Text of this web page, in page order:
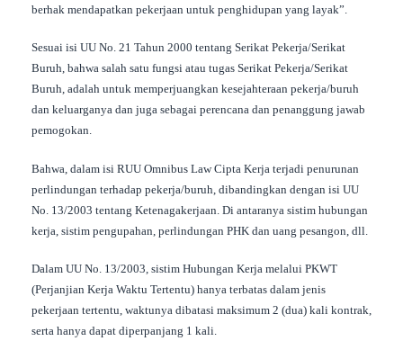
berhak mendapatkan pekerjaan untuk penghidupan yang layak”.
Sesuai isi UU No. 21 Tahun 2000 tentang Serikat Pekerja/Serikat
Buruh, bahwa salah satu fungsi atau tugas Serikat Pekerja/Serikat
Buruh, adalah untuk memperjuangkan kesejahteraan pekerja/buruh
dan keluarganya dan juga sebagai perencana dan penanggung jawab
pemogokan.
Bahwa, dalam isi RUU Omnibus Law Cipta Kerja terjadi penurunan
perlindungan terhadap pekerja/buruh, dibandingkan dengan isi UU
No. 13/2003 tentang Ketenagakerjaan. Di antaranya sistim hubungan
kerja, sistim pengupahan, perlindungan PHK dan uang pesangon, dll.
Dalam UU No. 13/2003, sistim Hubungan Kerja melalui PKWT
(Perjanjian Kerja Waktu Tertentu) hanya terbatas dalam jenis
pekerjaan tertentu, waktunya dibatasi maksimum 2 (dua) kali kontrak,
serta hanya dapat diperpanjang 1 kali.